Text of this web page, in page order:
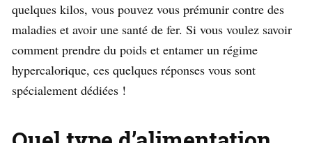
quelques kilos, vous pouvez vous prémunir contre des
maladies et avoir une santé de fer. Si vous voulez savoir
comment prendre du poids et entamer un régime
hypercalorique, ces quelques réponses vous sont
spécialement dédiées !